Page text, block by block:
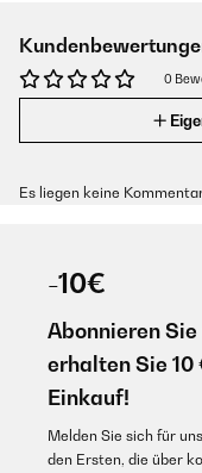
0
Es liegen keine
-10€
Abonnieren
erhalten Sie
Einkauf!
Melden Sie sich für
den Ersten, die über